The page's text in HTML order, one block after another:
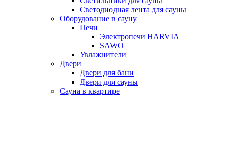
Светодиодная лента для сауны
Оборудование в сауну
Печи
Электропечи HARVIA
SAWO
Увлажнители
Двери
Двери для бани
Двери для сауны
Сауна в квартире